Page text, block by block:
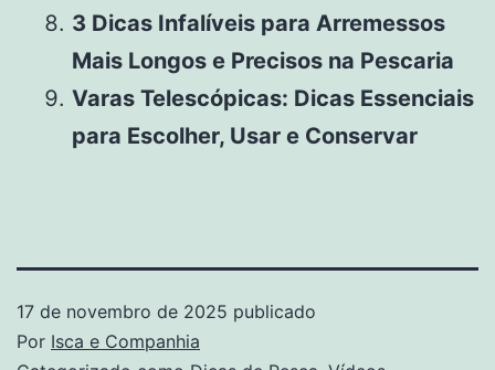
3 Dicas Infalíveis para Arremessos
Mais Longos e Precisos na Pescaria
Varas Telescópicas: Dicas Essenciais
para Escolher, Usar e Conservar
17 de novembro de 2025 publicado
Por Isca e Companhia